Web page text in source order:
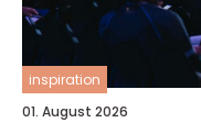
inspiration
01. August 2026